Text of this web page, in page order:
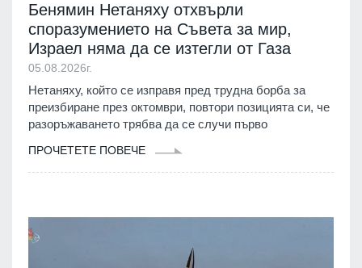
Бенямин Нетаняху отхвърли
споразумението на Съвета за мир,
Израел няма да се изтегли от Газа
05.08.2026г.
Нетаняху, който се изправя пред трудна борба за
преизбиране през октомври, повтори позицията си, че
разоръжаването трябва да се случи първо
ПРОЧЕТЕТЕ ПОВЕЧЕ